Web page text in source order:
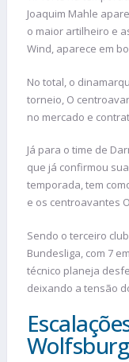
Joaquim Mahle
o maior artilheiro e
Wind, aparece em
No total, o
torneio, O
no mercado e
Já para o time de
que já confirmou
temporada, tem
e os centroavantes
Sendo o terceiro
Bundesliga, com 7
técnico planeja
deixando a tensão